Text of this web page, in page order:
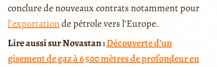
conclure de nouveaux contrats notamment pour
l’exportationde pétrole vers l’Europe.
Lire aussi sur Novastan :Découverte d’un
gisement de gaz à 6 500 mètres de profondeur en